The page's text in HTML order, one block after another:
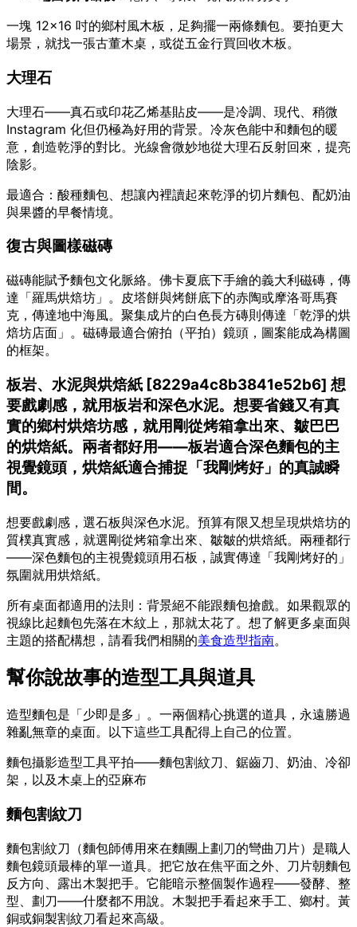
一塊 12×16 吋的鄉村風木板，足夠擺一兩條麵包。要拍更大
場景，就找一張古董木桌，或從五金行買回收木板。
大理石
大理石——真石或印花乙烯基貼皮——是冷調、現代、稍微
Instagram 化但仍極為好用的背景。冷灰色能中和麵包的暖
意，創造乾淨的對比。光線會微妙地從大理石反射回來，提亮
陰影。
最適合：酸種麵包、想讓內裡讀起來乾淨的切片麵包、配奶油
與果醬的早餐情境。
復古與圖樣磁磚
磁磚能賦予麵包文化脈絡。佛卡夏底下手繪的義大利磁磚，傳
達「羅馬烘焙坊」。皮塔餅與烤餅底下的赤陶或摩洛哥馬賽
克，傳達地中海風。聚集成片的白色長方磚則傳達「乾淨的烘
焙坊店面」。磁磚最適合俯拍（平拍）鏡頭，圖案能成為構圖
的框架。
板岩、水泥與烘焙紙 [8229a4c8b3841e52b6] 想
要戲劇感，就用板岩和深色水泥。想要省錢又有真
實的鄉村烘焙坊感，就用剛從烤箱拿出來、皺巴巴
的烘焙紙。兩者都好用——板岩適合深色麵包的主
視覺鏡頭，烘焙紙適合捕捉「我剛烤好」的真誠瞬
間。
想要戲劇感，選石板與深色水泥。預算有限又想呈現烘焙坊的
質樸真實感，就選剛從烤箱拿出來、皺皺的烘焙紙。兩種都行
——深色麵包的主視覺鏡頭用石板，誠實傳達「我剛烤好的」
氛圍就用烘焙紙。
所有桌面都適用的法則：背景絕不能跟麵包搶戲。如果觀眾的
視線比起麵包先落在木紋上，那就太花了。想了解更多桌面與
主題的搭配構想，請看我們相關的美食造型指南。
幫你說故事的造型工具與道具
造型麵包是「少即是多」。一兩個精心挑選的道具，永遠勝過
雜亂無章的桌面。以下這些工具配得上自己的位置。
麵包攝影造型工具平拍——麵包割紋刀、鋸齒刀、奶油、冷卻
架，以及木桌上的亞麻布
麵包割紋刀
麵包割紋刀（麵包師傅用來在麵團上劃刀的彎曲刀片）是職人
麵包鏡頭最棒的單一道具。把它放在焦平面之外、刀片朝麵包
反方向、露出木製把手。它能暗示整個製作過程——發酵、整
型、劃刀——什麼都不用說。木製把手看起來手工、鄉村。黃
銅或銅製割紋刀看起來高級。